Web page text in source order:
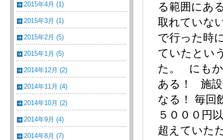
2015年4月 (1)
2015年3月 (1)
2015年2月 (5)
2015年1月 (5)
2014年12月 (2)
2014年11月 (4)
2014年10月 (2)
2014年9月 (4)
2014年8月 (7)
る範囲にあ
取れていな
で行った時
ていたとい
た。 にもか
ある！ 施設
なる！ 毎回
５０００円
超えていた